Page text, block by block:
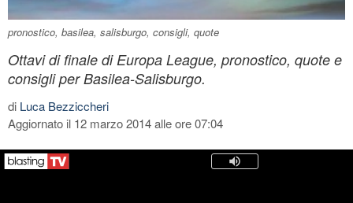
pronostico, basilea, salisburgo, consigli, quote
Ottavi di finale di Europa League, pronostico, quote e
consigli per Basilea-Salisburgo.
di Luca Bezziccheri
Aggiornato il 12 marzo 2014 alle ore 07:04